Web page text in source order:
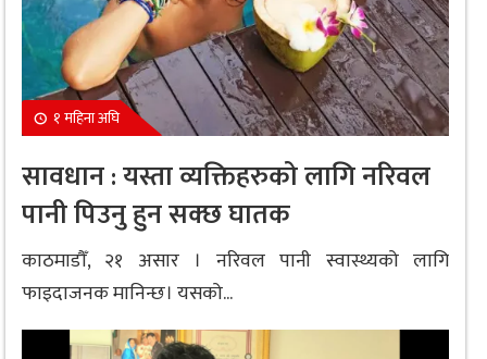
१ महिना अघि
सावधान : यस्ता व्यक्तिहरुको लागि नरिवल
पानी पिउनु हुन सक्छ घातक
काठमाडौँ, २१ असार । नरिवल पानी स्वास्थ्यको लागि
फाइदाजनक मानिन्छ। यसको...